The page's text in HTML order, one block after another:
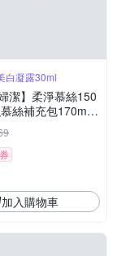
白凝露30ml
潔】柔淨慕絲150
絲補充包170mlx
精華x1+高效美白3
補充包EXP:2027/
券
加入購物車